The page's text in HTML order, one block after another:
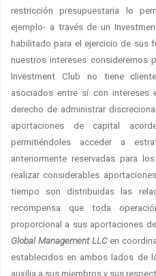
restricción presupuestaria lo
ejemplo- a través de un
habilitado para el ejercicio de sus
nuestros intereses consideremos
Investment Club no tiene
asociados entre sí con intereses
derecho de administrar
aportaciones de capital
permitiéndoles acceder a
anteriormente reservadas para
realizar considerables
tiempo son distribuidas las
recompensa que toda
proporcional a sus aportaciones
Global Management LLCen
establecidos en ambos lados de
auxilia a sus miembros y sus